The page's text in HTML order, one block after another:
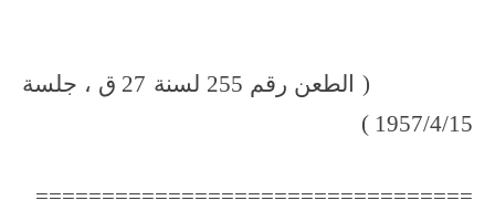
( الطعن رقم 255 لسنة 27 ق ، جلسة
1957/4/15 )
=================================